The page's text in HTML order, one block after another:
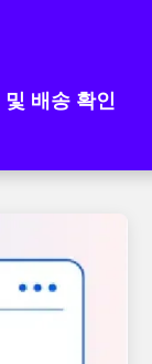
배송 확인